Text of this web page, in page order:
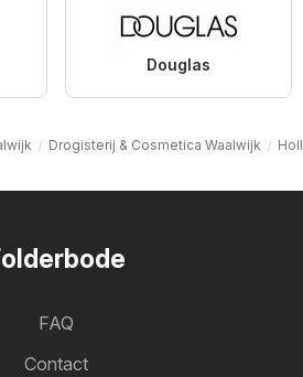
Douglas
Drogisterij & Cosmetica Waalwijk
FAQ
Contact